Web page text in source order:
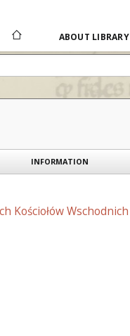
ABOUT LIBRARY
INFORMATION
Kościołów Wschodnich